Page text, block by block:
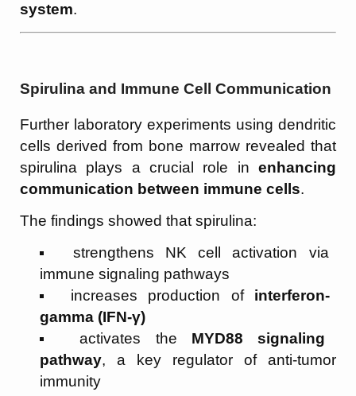
system.
Spirulina and Immune Cell Communication
Further laboratory experiments using dendritic
cells derived from bone marrow revealed that
spirulina plays a crucial role in enhancing
communication between immune cells.
The findings showed that spirulina:
strengthens NK cell activation via
immune signaling pathways
increases production of interferon-
gamma (IFN-γ)
activates the MYD88 signaling
pathway, a key regulator of anti-tumor
immunity